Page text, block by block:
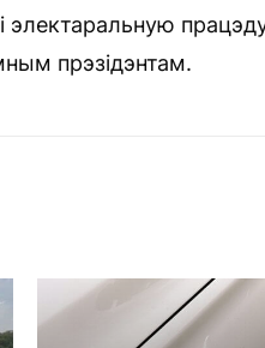
электаральную
прэзідэнтам.